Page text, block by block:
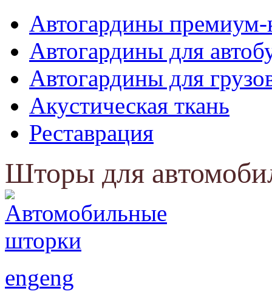
Автогардины премиум-
Автогардины для
Автогардины для
Акустическая ткань
Реставрация
Шторы для
engeng